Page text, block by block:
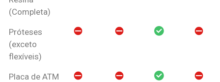
(Completa)
Próteses
(exceto
flexíveis)
Placa de ATM